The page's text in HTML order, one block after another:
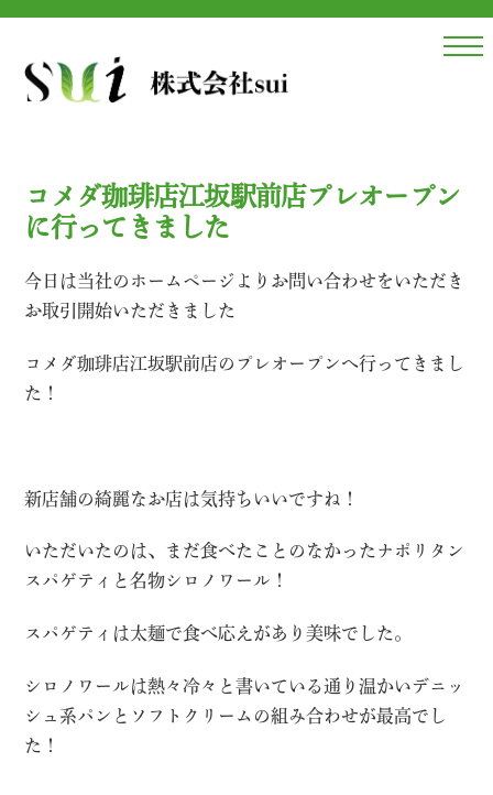
Skip
content
コメダ珈琲店江坂駅前店プレオープン
に行ってきました
今日は当社のホームページよりお問い合わせをいただき
お取引開始いただきました
コメダ珈琲店江坂駅前店のプレオープンへ行ってきまし
た！
新店舗の綺麗なお店は気持ちいいですね！
いただいたのは、まだ食べたことのなかったナポリタン
スパゲティと名物シロノワール！
スパゲティは太麺で食べ応えがあり美味でした。
シロノワールは熱々冷々と書いている通り温かいデニッ
シュ系パンとソフトクリームの組み合わせが最高でし
た！